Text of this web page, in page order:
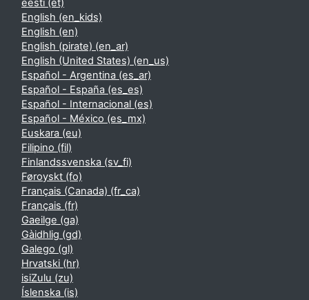
eesti ‎(et)‎
English ‎(en_kids)‎
English ‎(en)‎
English (pirate) ‎(en_ar)‎
English (United States) ‎(en_us)‎
Español - Argentina ‎(es_ar)‎
Español - España ‎(es_es)‎
Español - Internacional ‎(es)‎
Español - México ‎(es_mx)‎
Euskara ‎(eu)‎
Filipino ‎(fil)‎
Finlandssvenska ‎(sv_fi)‎
Føroyskt ‎(fo)‎
Français (Canada) ‎(fr_ca)‎
Français ‎(fr)‎
Gaeilge ‎(ga)‎
Gàidhlig ‎(gd)‎
Galego ‎(gl)‎
Hrvatski ‎(hr)‎
isiZulu ‎(zu)‎
Íslenska ‎(is)‎